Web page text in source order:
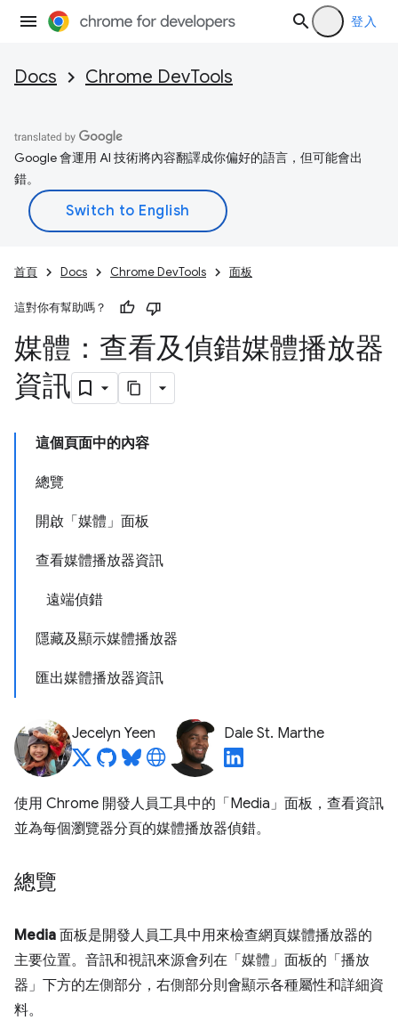
登入
Docs Chrome DevTools
Google 會運用 AI 技術將內容翻譯成你偏好的語言，但可能會出
錯。
首頁 Docs Chrome DevTools 面板
這對你有幫助嗎？
媒體：查看及偵錯媒體播放器
資訊
這個頁面中的內容
總覽
開啟「媒體」面板
查看媒體播放器資訊
遠端偵錯
隱藏及顯示媒體播放器
匯出媒體播放器資訊
Jecelyn Yeen Dale St. Marthe
使用 Chrome 開發人員工具中的「Media」 面板，查看資訊
並為每個瀏覽器分頁的媒體播放器偵錯。
總覽
Media 面板是開發人員工具中用來檢查網頁媒體播放器的
主要位置。音訊和視訊來源會列在「媒體」 面板的「播放
器」 下方的左側部分，右側部分則會顯示各種屬性和詳細資
料。